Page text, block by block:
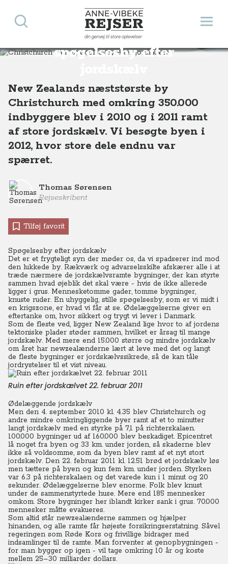
Anne-Vibeke Rejser
din genvej til store oplevelser
Åbn
Søg
Christchurch - en
spøgelsesby efter
Destinationer Oceanien New Zealand Christchurch, en spøgelsesby efter jordskælv i New Zealand
New Zealands næststørste by
Christchurch med omkring 350.000
indbyggere blev i 2010 og i 2011 ramt
af store jordskælv. Vi besøgte byen i
2012, hvor store dele endnu var
spærret.
Thomas Sørensen
Rejseskribent
Tilføj favorit
Spøgelsesby efter jordskælv
Det er et frygteligt syn der møder os, da vi spadserer ind mod
den lukkede by. Rækværk og advarselsskilte afskærer alle i at
træde nærmere de jordskælvsramte bygninger, der kan styrte
sammen hvad øjeblik det skal være - hvis de ikke allerede
ligger i grus. Mennesketomme gader, tomme bygninger,
knuste ruder. En uhyggelig, stille spøgelsesby, som er vi midt i
en krigszone, er hvad vi får at se. Ødelæggelserne giver en
eftertanke om, hvor sikkert og trygt vi lever i Danmark.
Som de fleste ved, ligger New Zealand lige hvor to af jordens
tektoniske plader støder sammen, hvilket er årsag til mange
jordskælv. Med mere end 15.000 større og mindre jordskælv
om året har newzealænderne lært at leve med det og langt
de fleste bygninger er jordskælvssikrede, så de kan tåle
jordrystelser til et vist niveau.
Ruin efter jordskælvet 22. februar 2011
Ødelæggende jordskælv
Men den 4. september 2010 kl. 4.35 blev Christchurch og
andre mindre omkringliggende byer ramt af et to minutter
langt jordskælv med en styrke på 7,1 på richterskalaen.
100.000 bygninger ud af 160.000 blev beskadiget. Epicentret
lå noget fra byen og 33 km. under jorden, så skaderne blev
ikke så voldsomme, som da byen blev ramt af et nyt stort
jordskælv. Den 22. februar 2011 kl. 12.51 brød et jordskælv løs
men tættere på byen og kun fem km. under jorden. Styrken
var 6.3 på richterskalaen og det varede kun i 1 minut og 20
sekunder. Ødelæggelserne blev enorme. Folk blev knust
under de sammenstyrtede huse. Mere end 185 mennesker
omkom. Store bygninger her iblandt kirker sank i grus. 70.000
mennesker måtte evakueres.
Som altid står newzealænderne sammen og hjælper
hinanden, og alle ramte får højeste forsikringserstatning. Såvel
regeringen som Røde Kors og frivillige bidrager med
indsamlinger til de ramte. Man forventer at genopbygningen -
for man bygger op igen - vil tage omkring 10 år og koste
mellem 25–30 milliarder dollars.